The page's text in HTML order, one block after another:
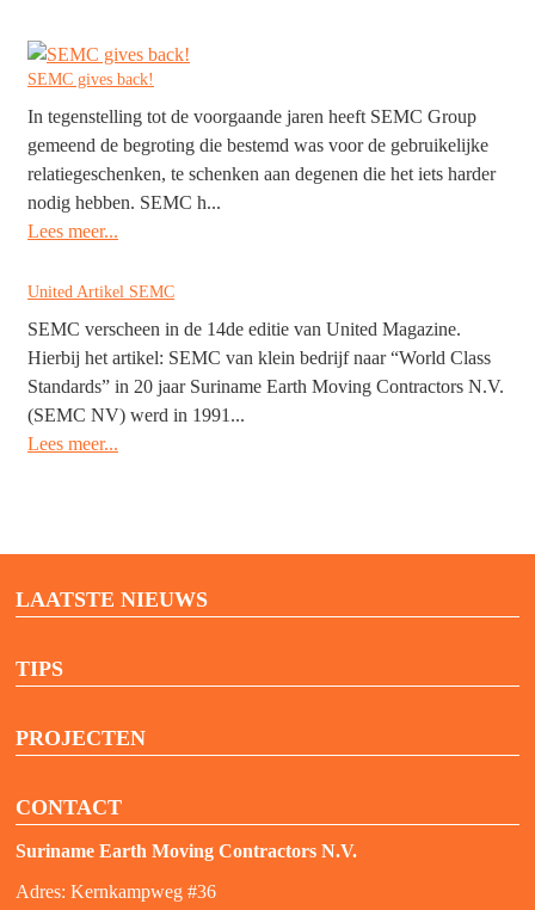
SEMC gives back!
In tegenstelling tot de voorgaande jaren heeft SEMC Group
gemeend de begroting die bestemd was voor de gebruikelijke
relatiegeschenken, te schenken aan degenen die het iets harder
nodig hebben. SEMC h...
Lees meer...
United Artikel SEMC
SEMC verscheen in de 14de editie van United Magazine.
Hierbij het artikel: SEMC van klein bedrijf naar “World Class
Standards” in 20 jaar Suriname Earth Moving Contractors N.V.
(SEMC NV) werd in 1991...
Lees meer...
LAATSTE NIEUWS
TIPS
PROJECTEN
CONTACT
Suriname Earth Moving Contractors N.V.
Adres: Kernkampweg #36